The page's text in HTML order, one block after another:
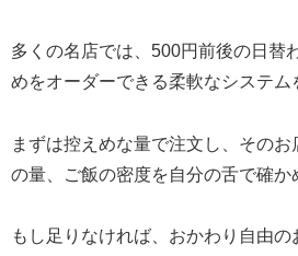
多くの名店では、500円前後の日替
めをオーダーできる柔軟なシステム
まずは控えめな量で注文し、その
の量、ご飯の密度を自分の舌で確か
もし足りなければ、おかわり自由